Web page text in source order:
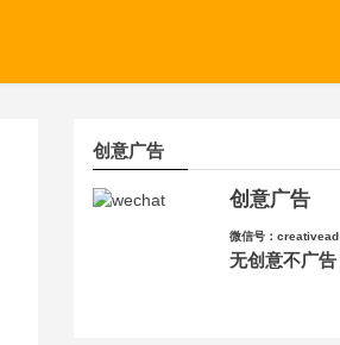
创意广告
创意广告
微信号：creativead
无创意不广告